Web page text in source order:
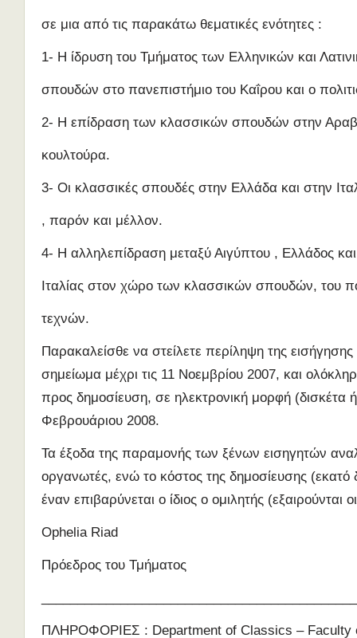
σε μια από τις παρακάτω θεματικές ενότητες :
1- Η ίδρυση του Τμήματος των Ελληνικών και
σπουδών στο πανεπιστήμιο του Καΐρου και ο
2- Η επίδραση των κλασσικών σπουδών στην
κουλτούρα.
3- Οι κλασσικές σπουδές στην Ελλάδα και στην
, παρόν και μέλλον.
4- Η αλληλεπίδραση μεταξύ Αιγύπτου , Ελλάδος και
Ιταλίας στον χώρο των κλασσικών σπουδών, του
τεχνών.
Παρακαλείσθε να στείλετε περίληψη της εισήγησης
σημείωμα μέχρι τις 11 Νοεμβρίου 2007, και
προς δημοσίευση, σε ηλεκτρονική μορφή (δισκέτα
Φεβρουάριου 2008.
Τα έξοδα της παραμονής των ξένων εισηγητών
οργανωτές, ενώ το κόστος της δημοσίευσης (εκατό
έναν επιβαρύνεται ο ίδιος ο ομιλητής (εξαιρούνται
Ophelia Riad
Πρόεδρος του Τμήματος
ΠΛΗΡΟΦΟΡΙΕΣ : Department of Classics – Faculty